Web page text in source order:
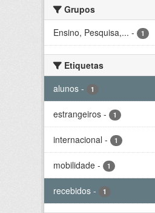
Grupos
Ensino, Pesquisa,... - 1
Etiquetas
alunos - 1
estrangeiros - 1
internacional - 1
mobilidade - 1
recebidos - 1